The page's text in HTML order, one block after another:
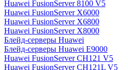
Huawei FusionServer 8100 V5
Huawei FusionServer X6000
Huawei FusionServer X6800
Huawei FusionServer X8000
Блейд-серверы Huawei
Блейд-серверы Huawei E9000
Huawei FusionServer CH121 V5
Huawei FusionServer CH121L V5